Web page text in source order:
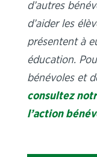
d’autres
d’aider les
présentent à
éducation.
bénévoles et
consultez
l’action